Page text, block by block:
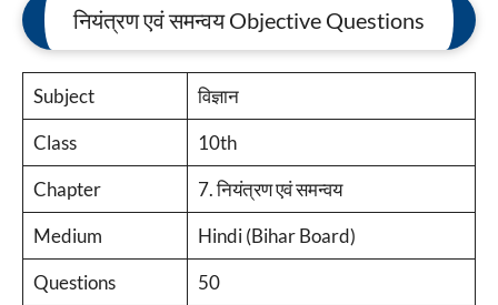
नियंत्रण एवं समन्वय Objective Questions
Subject
विज्ञान
Class
10th
Chapter
7. नियंत्रण एवं समन्वय
Medium
Hindi (Bihar Board)
Questions
50